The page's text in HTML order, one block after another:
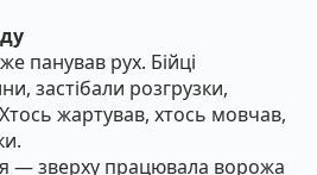
панував рух. Бійці
застібали розгрузки,
жартував, хтось мовчав,
— зверху працювала ворожа